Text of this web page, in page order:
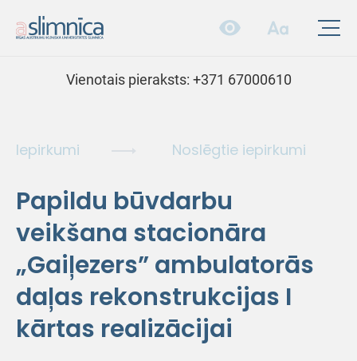
Vienotais pieraksts: +371 67000610
Iepirkumi Noslēgtie iepirkumi
Papildu būvdarbu
veikšana stacionāra
„Gaiļezers” ambulatorās
daļas rekonstrukcijas I
kārtas realizācijai